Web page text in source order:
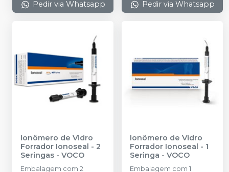
Pedir via Whatsapp Pedir via Whatsapp
Ionômero de Vidro
Forrador Ionoseal - 2
Seringas - VOCO
Embalagem com 2
Ionômero de Vidro
Forrador Ionoseal - 1
Seringa - VOCO
Embalagem com 1